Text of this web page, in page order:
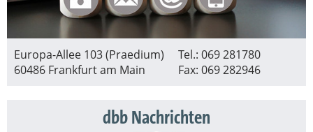
Europa-Allee 103 (Praedium)
60486 Frankfurt am Main
Tel.: 069 281780
Fax: 069 282946
dbb Nachrichten